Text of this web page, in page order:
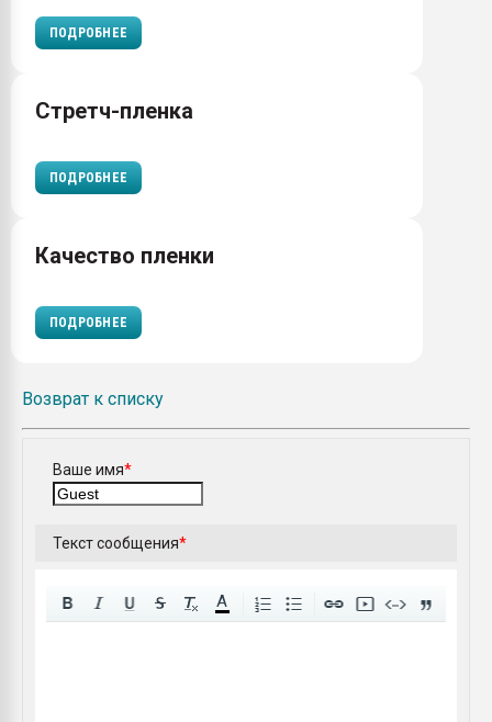
ПОДРОБНЕЕ
Стретч-пленка
ПОДРОБНЕЕ
Качество пленки
ПОДРОБНЕЕ
Возврат к списку
Ваше имя*
Текст сообщения*
A